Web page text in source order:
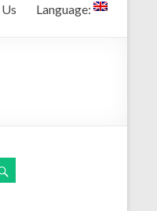
Language: